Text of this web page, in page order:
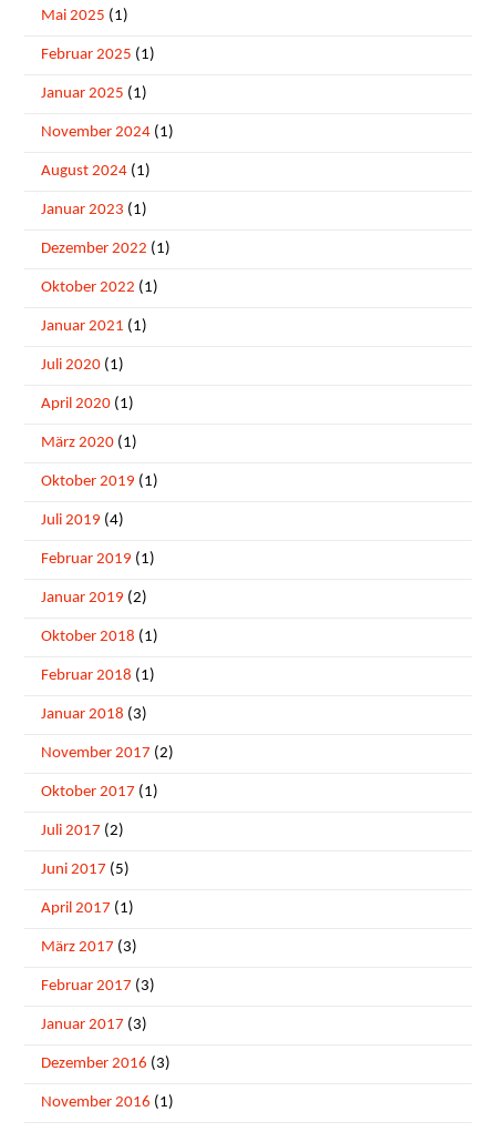
Mai 2025 (1)
Februar 2025 (1)
Januar 2025 (1)
November 2024 (1)
August 2024 (1)
Januar 2023 (1)
Dezember 2022 (1)
Oktober 2022 (1)
Januar 2021 (1)
Juli 2020 (1)
April 2020 (1)
März 2020 (1)
Oktober 2019 (1)
Juli 2019 (4)
Februar 2019 (1)
Januar 2019 (2)
Oktober 2018 (1)
Februar 2018 (1)
Januar 2018 (3)
November 2017 (2)
Oktober 2017 (1)
Juli 2017 (2)
Juni 2017 (5)
April 2017 (1)
März 2017 (3)
Februar 2017 (3)
Januar 2017 (3)
Dezember 2016 (3)
November 2016 (1)